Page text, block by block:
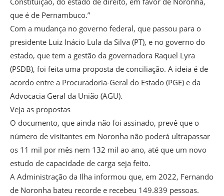
que é de Pernambuco.”
Com a mudança no governo federal, que passou para o
presidente Luiz Inácio Lula da Silva (PT), e no governo do
estado, que tem a gestão da governadora Raquel Lyra
(PSDB), foi feita uma proposta de conciliação. A ideia é de
acordo entre a Procuradoria-Geral do Estado (PGE) e da
Advocacia Geral da União (AGU).
Veja as propostas
O documento, que ainda não foi assinado, prevê que o
número de visitantes em Noronha não poderá ultrapassar
os 11 mil por mês nem 132 mil ao ano, até que um novo
estudo de capacidade de carga seja feito.
A Administração da Ilha informou que, em 2022, Fernando
de Noronha bateu recorde e recebeu 149.839 pessoas.